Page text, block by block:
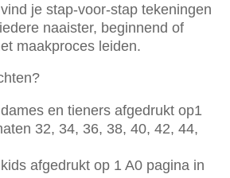
je stap-voor-stap tekeningen
naaister, beginnend of
maakproces leiden.
en tieners afgedrukt op1
32, 34, 36, 38, 40, 42, 44,
afgedrukt op 1 A0 pagina in